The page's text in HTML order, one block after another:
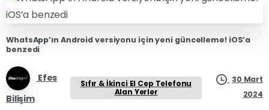
WhatsApp’ın Android versiyonu için yeni güncelleme! iOS’a
benzedi
Efes
Bilişim
Sıfır & İkinci El Cep Telefonu
Alan Yerler
30 Mart
2024